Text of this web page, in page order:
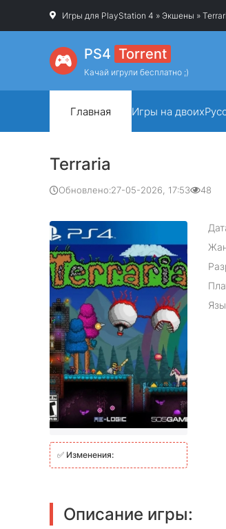
Игры для PlayStation 4 » Экшены »
PS4 Torrent
Качай игрули бесплатно ;)
Главная Игры на двоих
Terraria
Обновлено:27-05-2026, 17:53 48
✅ Изменения:
Описание игры: